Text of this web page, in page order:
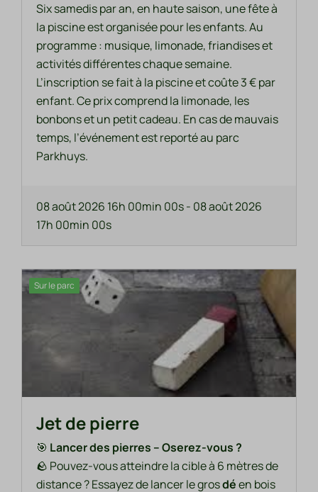
Six samedis par an, en haute saison, une fête à
la piscine est organisée pour les enfants. Au
programme : musique, limonade, friandises et
activités différentes chaque semaine.
L’inscription se fait à la piscine et coûte 3 € par
enfant. Ce prix comprend la limonade, les
bonbons et un petit cadeau. En cas de mauvais
temps, l’événement est reporté au parc
Parkhuys.
08 août 2026 16h 00min 00s- 08 août 2026
17h 00min 00s
Sur le parc
Jet de pierre
🎯 Lancer des pierres – Oserez-vous ?
🪨 Pouvez-vous atteindre la cible à 6 mètres de
distance ? Essayez de lancer le grosdéen bois